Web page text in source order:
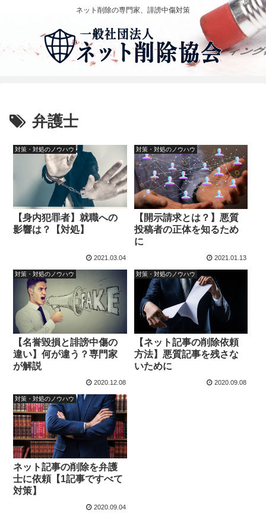
ネット削除の専門家、誹謗中傷対策
弁護士
対策・対処のノウハウ
【身内犯罪者】就職への
影響は？【対処】
2021.03.04
対策・対処のノウハウ
【開示請求とは？】悪質
投稿者の正体を知るため
に
2021.01.13
対策・対処のノウハウ
【名誉毀損と誹謗中傷の
違い】何が違う？専門家
が解説
2020.12.08
対策・対処のノウハウ
【ネット記事の削除依頼
方法】悪質記事を残さな
いために
2020.09.08
対策・対処のノウハウ
ネット記事の削除を弁護
士に依頼【1記事ですべて
対策】
2020.09.04